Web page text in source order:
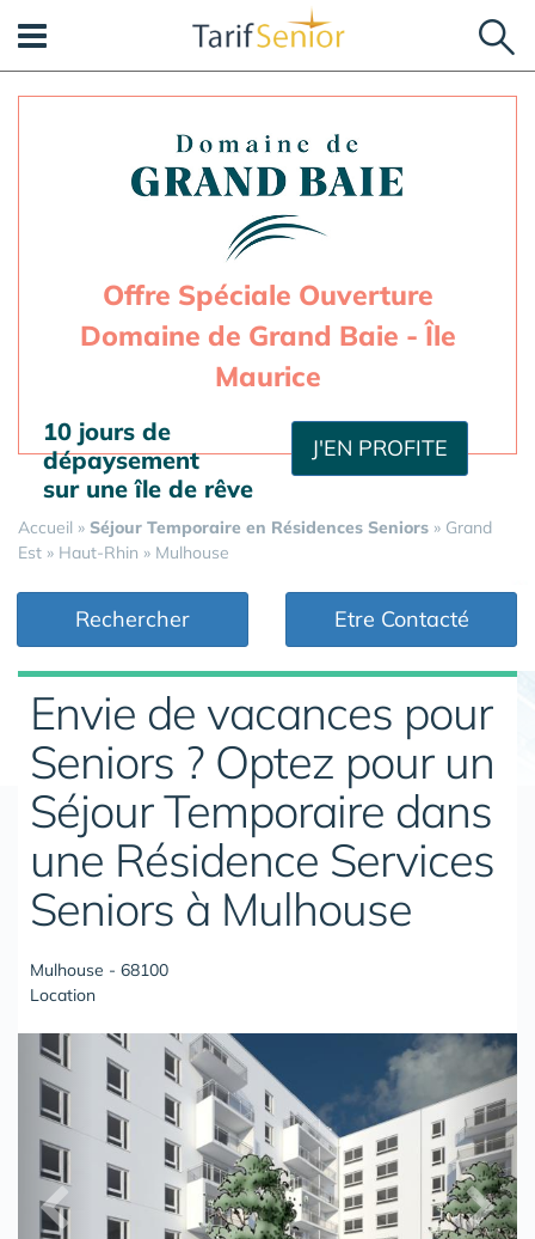
Offre Spéciale Ouverture
Domaine de Grand Baie - Île
Maurice
J'EN PROFITE
10 jours de
dépaysement
sur une île de rêve
Accueil » Séjour Temporaire en Résidences Seniors » Grand
Est » Haut-Rhin » Mulhouse
Rechercher Etre Contacté
Envie de vacances pour
Seniors ? Optez pour un
Séjour Temporaire dans
une Résidence Services
Seniors à Mulhouse
Mulhouse - 68100
Location